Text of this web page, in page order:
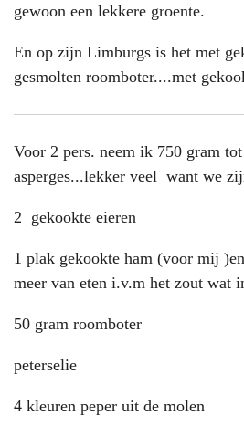
gewoon een lekkere groente.
En op zijn Limburgs is het met
gesmolten roomboter....met
Voor 2 pers. neem ik 750 gram
asperges...lekker veel want we
2 gekookte eieren
1 plak gekookte ham (voor mij
meer van eten i.v.m het zout wat
50 gram roomboter
peterselie
4 kleuren peper uit de molen